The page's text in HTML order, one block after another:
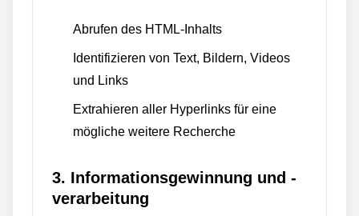
Abrufen des HTML-Inhalts
Identifizieren von Text, Bildern, Videos
und Links
Extrahieren aller Hyperlinks für eine
mögliche weitere Recherche
3. Informationsgewinnung und -
verarbeitung